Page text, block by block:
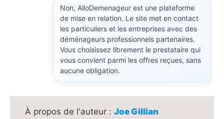
Non, AlloDemenageur est une plateforme
de mise en relation. Le site met en contact
les particuliers et les entreprises avec des
déménageurs professionnels partenaires.
Vous choisissez librement le prestataire qui
vous convient parmi les offres reçues, sans
aucune obligation.
Joe Gillian